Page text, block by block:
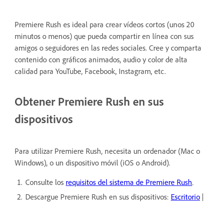
Premiere Rush es ideal para crear vídeos cortos (unos 20
minutos o menos) que pueda compartir en línea con sus
amigos o seguidores en las redes sociales. Cree y comparta
contenido con gráficos animados, audio y color de alta
calidad para YouTube, Facebook, Instagram, etc.
Obtener Premiere Rush en sus
dispositivos
Para utilizar Premiere Rush, necesita un ordenador (Mac o
Windows), o un dispositivo móvil (iOS o Android).
Consulte los requisitos del sistema de Premiere Rush.
Descargue Premiere Rush en sus dispositivos: Escritorio |